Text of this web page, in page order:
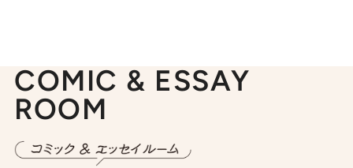
COMIC & ESSAY
ROOM